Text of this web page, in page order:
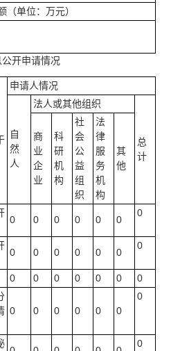
（单位：万元）
开申请情况
申请人情况
自
然
人
法人或其他组织
总
计
商
业
企
业
科
研
机
构
社
会
公
益
组
织
法
律
服
务
机
构
其
他
0 0 0 0 0 0
0
0 0 0 0 0 0
0
0 0 0 0 0 0
0
0 0 0 0 0 0
0
0